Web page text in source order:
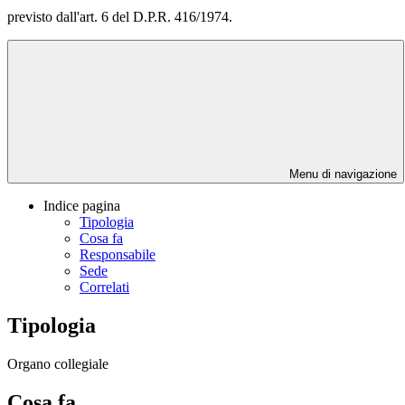
previsto dall'art. 6 del D.P.R. 416/1974.
Menu di navigazione
Indice pagina
Tipologia
Cosa fa
Responsabile
Sede
Correlati
Tipologia
Organo collegiale